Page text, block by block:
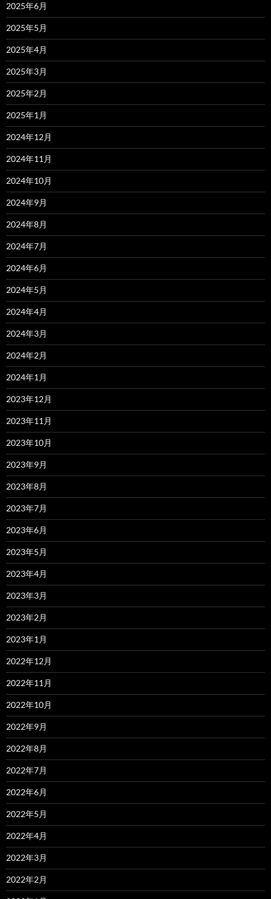
2025年6月
2025年5月
2025年4月
2025年3月
2025年2月
2025年1月
2024年12月
2024年11月
2024年10月
2024年9月
2024年8月
2024年7月
2024年6月
2024年5月
2024年4月
2024年3月
2024年2月
2024年1月
2023年12月
2023年11月
2023年10月
2023年9月
2023年8月
2023年7月
2023年6月
2023年5月
2023年4月
2023年3月
2023年2月
2023年1月
2022年12月
2022年11月
2022年10月
2022年9月
2022年8月
2022年7月
2022年6月
2022年5月
2022年4月
2022年3月
2022年2月